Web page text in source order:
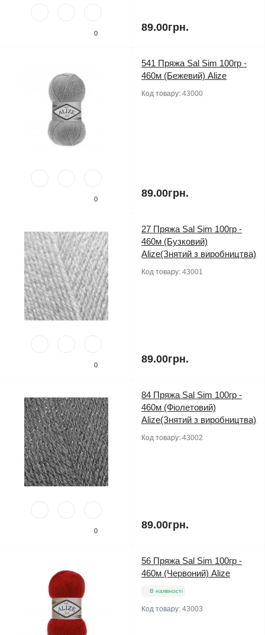
0 89.00грн.
0
541 Пряжа Sal Sim 100гр -
460м (Бежевий) Alize
Код товару: 43000
89.00грн.
0
27 Пряжа Sal Sim 100гр -
460м (Бузковий)
Alize(Знятий з виробництва)
Код товару: 43001
89.00грн.
0
84 Пряжа Sal Sim 100гр -
460м (Фіолетовий)
Alize(Знятий з виробництва)
Код товару: 43002
89.00грн.
56 Пряжа Sal Sim 100гр -
460м (Червоний) Alize
В наявності
Код товару: 43003